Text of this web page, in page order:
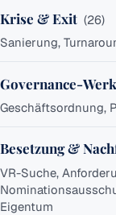
Governance-
Werkzeuge
&
Nachfolge
des
Krise & Exit (26)
Sanierung,
Governance-
Geschäftsordnung,
Besetzung &
VR-Suche,
Eigentum